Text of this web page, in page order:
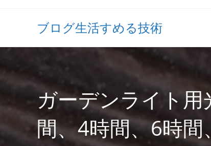
ブログ生活すめる技術
ガーデンライト
間、4時間、6時